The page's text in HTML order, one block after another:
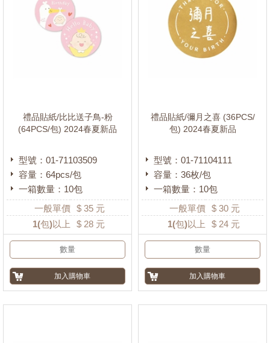
禮品貼紙/比比送子鳥-粉
(64PCS/包) 2024春夏新品
型號：01-71103509
容量：64pcs/包
一箱數量：10包
一般單價 $ 35 元
1(包)以上 $ 28 元
禮品貼紙/彌月之喜 (36PCS/
包) 2024春夏新品
型號：01-71104111
容量：36枚/包
一箱數量：10包
一般單價 $ 30 元
1(包)以上 $ 24 元